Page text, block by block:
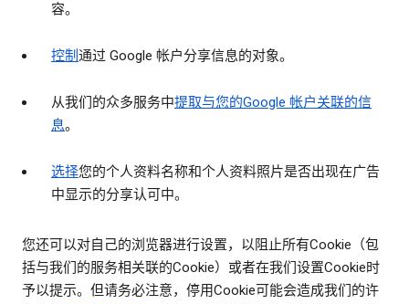
容。
控制通过 Google 帐户分享信息的对象。
从我们的众多服务中提取与您的Google 帐户关联的信
息。
选择您的个人资料名称和个人资料照片是否出现在广告
中显示的分享认可中。
您还可以对自己的浏览器进行设置，以阻止所有Cookie（包
括与我们的服务相关联的Cookie）或者在我们设置Cookie时
予以提示。但请务必注意，停用Cookie可能会造成我们的许